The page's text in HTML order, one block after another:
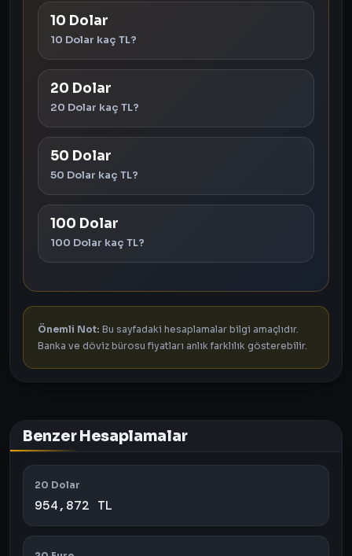
10 Dolar
10 Dolar kaç TL?
20 Dolar
20 Dolar kaç TL?
50 Dolar
50 Dolar kaç TL?
100 Dolar
100 Dolar kaç TL?
Önemli Not: Bu sayfadaki hesaplamalar bilgi amaçlıdır.
Banka ve döviz bürosu fiyatları anlık farklılık gösterebilir.
Benzer Hesaplamalar
20 Dolar
954,872 TL